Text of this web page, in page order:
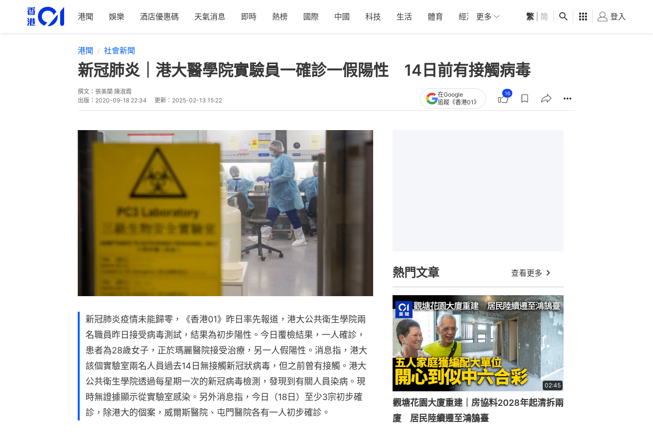
港聞 娛樂 酒店優惠碼 天氣消息 即時 熱榜 國際 中國 科技 生活 體育 經濟 01深圳 觀點 健康 好食玩飛
更多 繁 简 登入
港聞 社會新聞
新冠肺炎｜港大醫學院實驗員一確診一假陽性 14日前有接觸病毒
撰文： 張美蘭 陳淑霞
出版： 2020-09-18 22:34 更新： 2025-02-13 15:22
在Google
追蹤《香港01》
16
新冠肺炎疫情未能歸零，《香港01》昨日率先報道，港大公共衛生學院兩
名職員昨日接受病毒測試，結果為初步陽性。今日覆檢結果，一人確診，
患者為28歲女子，正於瑪麗醫院接受治療，另一人假陽性。消息指，港大
該個實驗室兩名人員過去14日無接觸新冠狀病毒，但之前曾有接觸。港大
公共衛生學院透過每星期一次的新冠病毒檢測，發現到有關人員染病。現
時無證據顯示從實驗室感染。另外消息指，今日（18日）至少3宗初步確
診，除港大的個案，威爾斯醫院、屯門醫院各有一人初步確診。
熱門文章 查看更多
02:45
觀塘花園大廈重建｜房協料2028年起清拆兩
廈 居民陸續遷至鴻鵠臺